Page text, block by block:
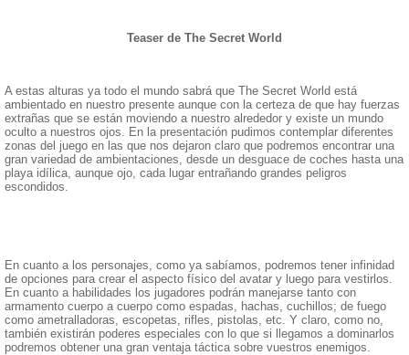
Teaser de The Secret World
A estas alturas ya todo el mundo sabrá que The Secret World está
ambientado en nuestro presente aunque con la certeza de que hay fuerzas
extrañas que se están moviendo a nuestro alrededor y existe un mundo
oculto a nuestros ojos. En la presentación pudimos contemplar diferentes
zonas del juego en las que nos dejaron claro que podremos encontrar una
gran variedad de ambientaciones, desde un desguace de coches hasta una
playa idílica, aunque ojo, cada lugar entrañando grandes peligros
escondidos.
En cuanto a los personajes, como ya sabíamos, podremos tener infinidad
de opciones para crear el aspecto físico del avatar y luego para vestirlos.
En cuanto a habilidades los jugadores podrán manejarse tanto con
armamento cuerpo a cuerpo como espadas, hachas, cuchillos; de fuego
como ametralladoras, escopetas, rifles, pistolas, etc. Y claro, como no,
también existirán poderes especiales con lo que si llegamos a dominarlos
podremos obtener una gran ventaja táctica sobre vuestros enemigos.